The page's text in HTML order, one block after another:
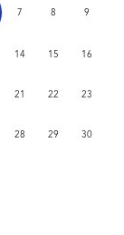
7 8 9
14 15 16
21 22 23
28 29 30